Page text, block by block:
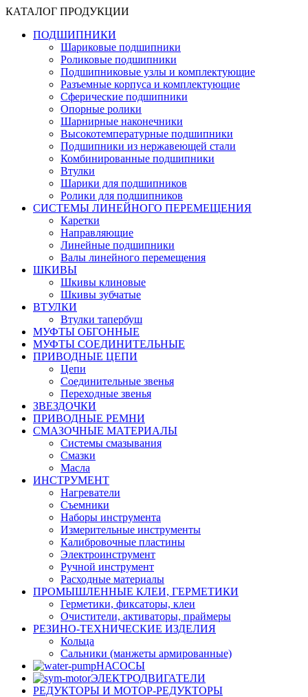
КАТАЛОГ ПРОДУКЦИИ
ПОДШИПНИКИ
Шариковые подшипники
Роликовые подшипники
Подшипниковые узлы и комплектующие
Разъемные корпуса и комплектующие
Сферические подшипники
Опорные ролики
Шарнирные наконечники
Высокотемпературные подшипники
Подшипники из нержавеющей стали
Комбинированные подшипники
Втулки
Шарики для подшипников
Ролики для подшипников
СИСТЕМЫ ЛИНЕЙНОГО ПЕРЕМЕЩЕНИЯ
Каретки
Направляющие
Линейные подшипники
Валы линейного перемещения
ШКИВЫ
Шкивы клиновые
Шкивы зубчатые
ВТУЛКИ
Втулки тапербуш
МУФТЫ ОБГОННЫЕ
МУФТЫ СОЕДИНИТЕЛЬНЫЕ
ПРИВОДНЫЕ ЦЕПИ
Цепи
Соединительные звенья
Переходные звенья
ЗВЕЗДОЧКИ
ПРИВОДНЫЕ РЕМНИ
СМАЗОЧНЫЕ МАТЕРИАЛЫ
Системы смазывания
Смазки
Масла
ИНСТРУМЕНТ
Нагреватели
Съемники
Наборы инструмента
Измерительные инструменты
Калибровочные пластины
Электроинструмент
Ручной инструмент
Расходные материалы
ПРОМЫШЛЕННЫЕ КЛЕИ, ГЕРМЕТИКИ
Герметики, фиксаторы, клеи
Очистители, активаторы, праймеры
РЕЗИНО-ТЕХНИЧЕСКИЕ ИЗДЕЛИЯ
Кольца
Сальники (манжеты армированные)
НАСОСЫ
ЭЛЕКТРОДВИГАТЕЛИ
РЕДУКТОРЫ И МОТОР-РЕДУКТОРЫ